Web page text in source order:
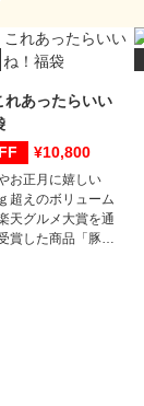
あったらいい
10,800
お正月に嬉しい
超えのボリューム
天グルメ大賞を通
賞した商品「豚肉
み」など、お取り
のお肉惣菜が１２